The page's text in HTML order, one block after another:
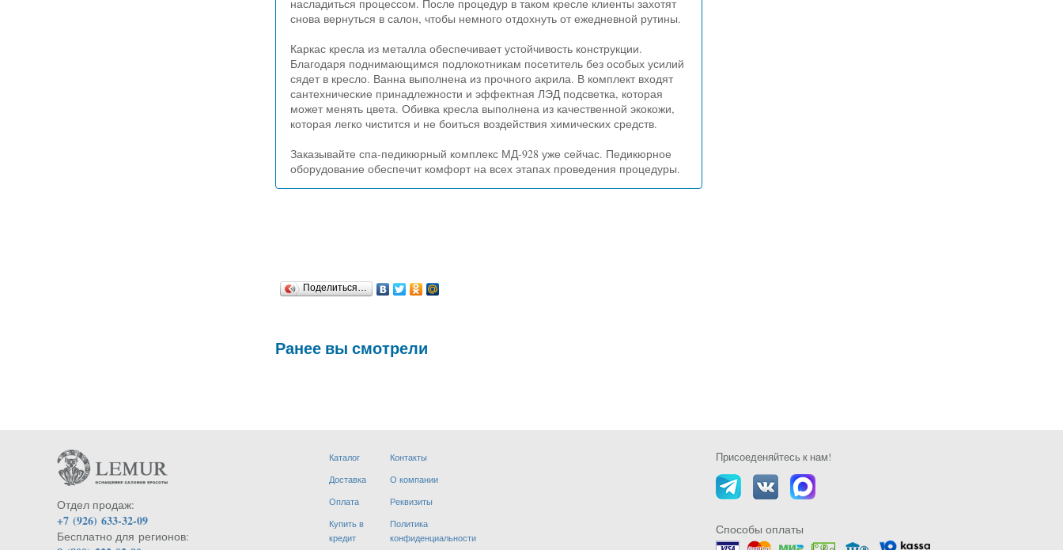
насладиться процессом. После процедур в таком кресле клиенты захотят
снова вернуться в салон, чтобы немного отдохнуть от ежедневной рутины.
Каркас кресла из металла обеспечивает устойчивость конструкции.
Благодаря поднимающимся подлокотникам посетитель без особых усилий
сядет в кресло. Ванна выполнена из прочного акрила. В комплект входят
сантехнические принадлежности и эффектная ЛЭД подсветка, которая
может менять цвета. Обивка кресла выполнена из качественной экокожи,
которая легко чистится и не боиться воздействия химических средств.
Заказывайте спа-педикюрный комплекс МД-928 уже сейчас. Педикюрное
оборудование обеспечит комфорт на всех этапах проведения процедуры.
Поделиться…
Ранее вы смотрели
Отдел продаж:
+7 (926) 633-32-09
Бесплатно для регионов:
Каталог
Доставка
Оплата
Купить в
кредит
Контакты
О компании
Реквизиты
Политика
конфиденциальности
Присоеденяйтесь к нам!
Способы оплаты